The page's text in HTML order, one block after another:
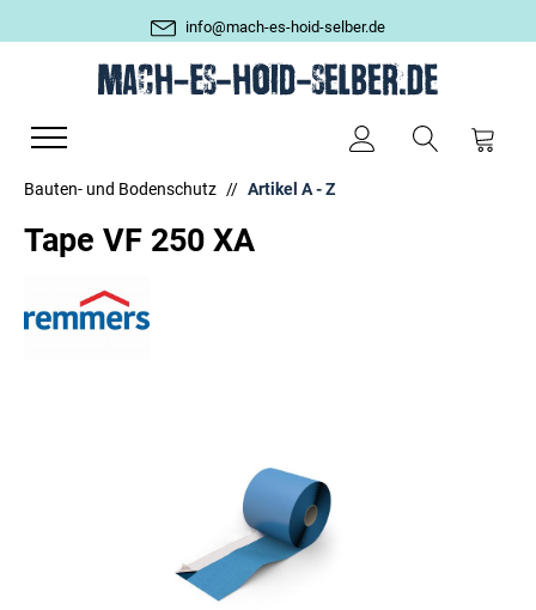
info@mach-es-hoid-selber.de
Bauten- und Bodenschutz // Artikel A - Z
Tape VF 250 XA